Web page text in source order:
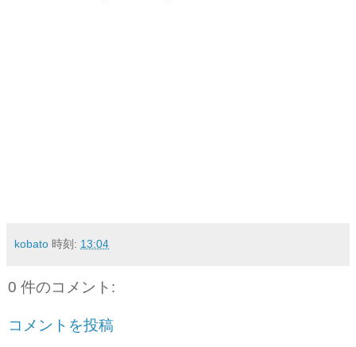
kobato 時刻: 13:04
0 件のコメント:
コメントを投稿